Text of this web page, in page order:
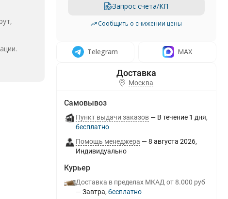
Запрос счета/КП
Сообщить о снижении цены
Telegram MAX
Москва
Самовывоз
Пункт выдачи заказов В течение 1 дня
Бесплатно
Помощь менеджера
8 августа 2026
Индивидуально
Курьер
Доставка в пределах МКАД от 8.000 руб
Завтра
Бесплатно